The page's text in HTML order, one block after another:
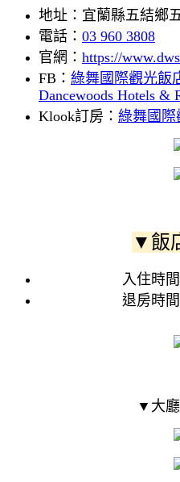
地址：宜蘭縣五結鄉
電話： 03 960 3808
官網： https://
FB： 綠舞國際觀光飯
Dancewoods Hotels &
Klook訂房： 綠舞國際
▼飯
入住時
退房時
▼大